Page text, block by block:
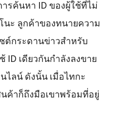
รค้นหา ID ของผู้ใช้ที่ไม่
ะ ลูกค้าของทนายความ
ต์กระดานข่าวสำหรับ
ID เดียวกันกำลังลงขาย
ไลน์ ดังนั้น เมื่อไทกะ
ค้าก็ถึงมือเขาพร้อมที่อยู่